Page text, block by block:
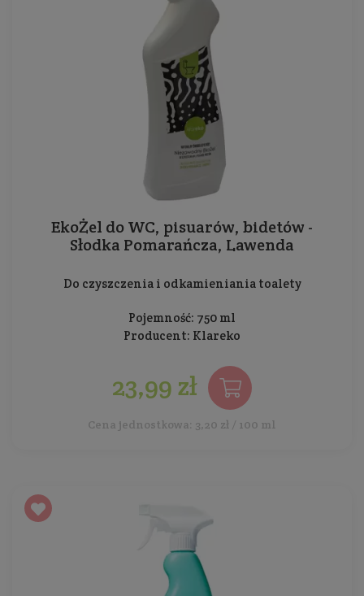
EkoŻel do WC, pisuarów, bidetów -
Słodka Pomarańcza, Lawenda
Do czyszczenia i odkamieniania toalety
Pojemność: 750 ml
Producent: Klareko
23,99 zł
Cena jednostkowa: 3,20 zł / 100 ml